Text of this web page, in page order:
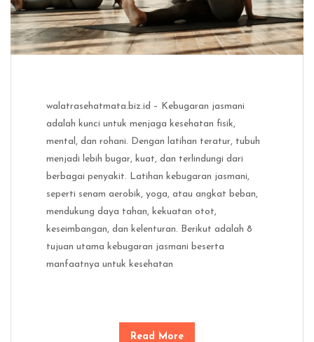
walatrasehatmata.biz.id – Kebugaran jasmani
adalah kunci untuk menjaga kesehatan fisik,
mental, dan rohani. Dengan latihan teratur, tubuh
menjadi lebih bugar, kuat, dan terlindungi dari
berbagai penyakit. Latihan kebugaran jasmani,
seperti senam aerobik, yoga, atau angkat beban,
mendukung daya tahan, kekuatan otot,
keseimbangan, dan kelenturan. Berikut adalah 8
tujuan utama kebugaran jasmani beserta
manfaatnya untuk kesehatan
Read More